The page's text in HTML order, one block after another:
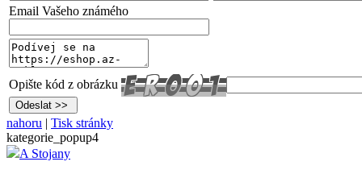
Email Vašeho známého
Opište kód z obrázku
nahoru | Tisk stránky
kategorie_popup4
A Stojany